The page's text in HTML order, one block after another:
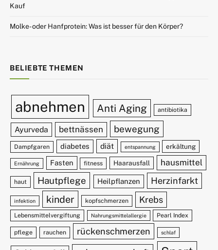
Kauf
Molke- oder Hanfprotein: Was ist besser für den Körper?
BELIEBTE THEMEN
abnehmen Anti Aging antibiotika
Ayurveda bettnässen bewegung
Dampfgaren diabetes diät entspannung erkältung
Ernährung Fasten fitness Haarausfall hausmittel
haut Hautpflege Heilpflanzen Herzinfarkt
infektion kinder kopfschmerzen Krebs
Lebensmittelvergiftung Nahrungsmittelallergie Pearl Index
pflege rauchen rückenschmerzen schlaf